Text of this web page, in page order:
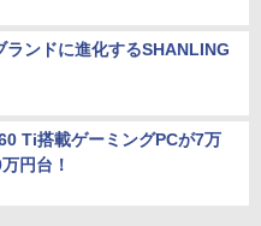
ランドに進化するSHANLING
Ti搭載ゲーミングPCが7万
円台！